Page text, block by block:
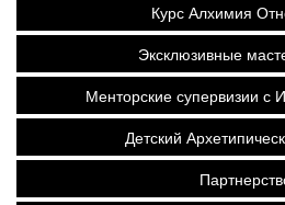
Курс Алхимия
Эксклюзивные
Менторские супервизии с
Детский